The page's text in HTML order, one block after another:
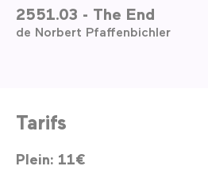
2551.03 - The End
de Norbert Pfaffenbichler
Tarifs
Plein: 11€